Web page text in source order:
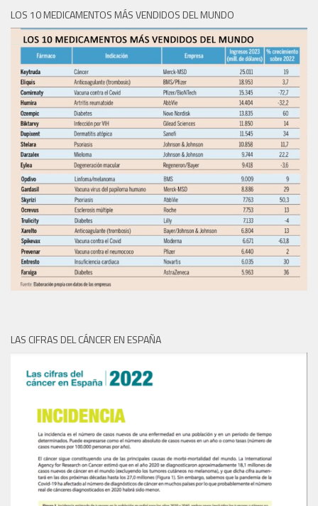
LOS 10 MEDICAMENTOS MÁS VENDIDOS DEL MUNDO
LAS CIFRAS DEL CÁNCER EN ESPAÑA